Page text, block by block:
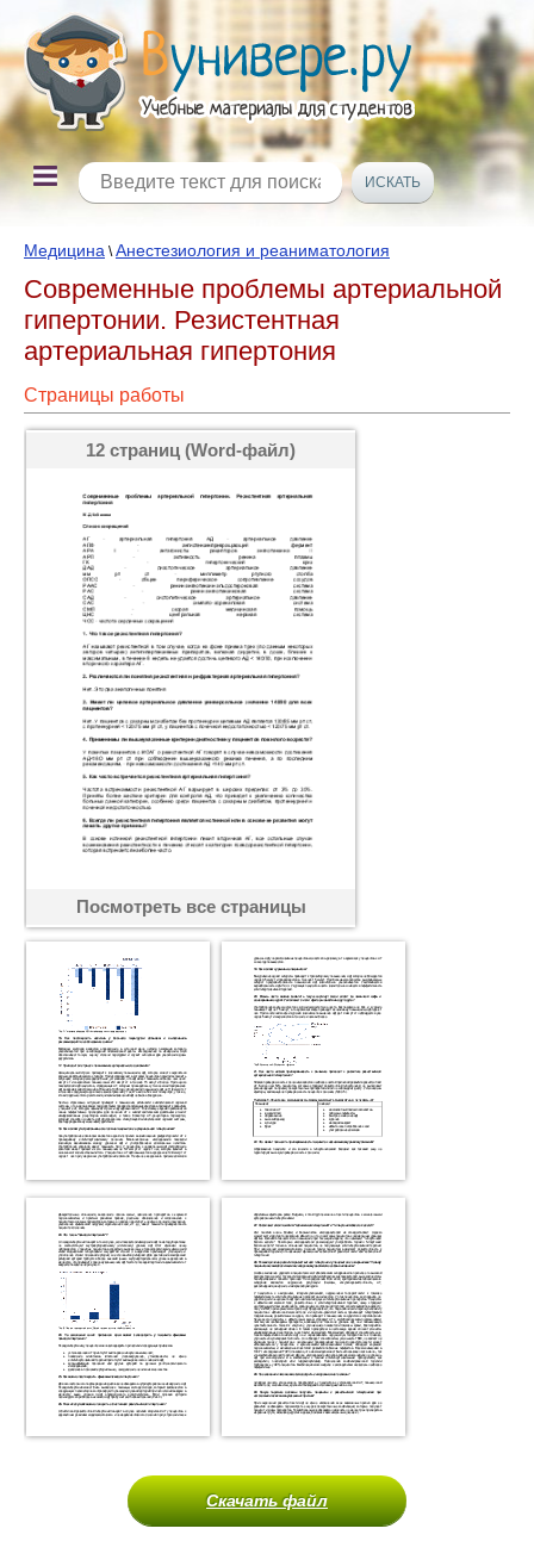
Медицина \Анестезиология и реаниматология
Современные проблемы артериальной
гипертонии. Резистентная
артериальная гипертония
Страницы работы
12 страниц (Word-файл)
Посмотреть все страницы
Скачать файл